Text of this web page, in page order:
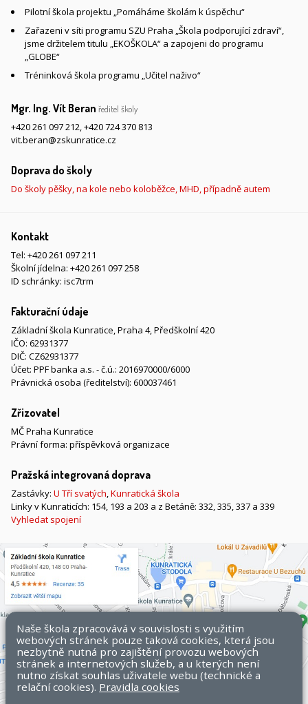
Pilotní škola projektu „Pomáháme školám k úspěchu“
Zařazeni v síti programu SZU Praha „Škola podporující zdraví“,
jsme držitelem titulu „EKOŠKOLA“ a zapojeni do programu
„GLOBE“
Tréninková škola programu „Učitel naživo“
Mgr. Ing. Vít Beran ředitel školy
+420 261 097 212,+420 724 370 813
vit.beran@zskunratice.cz
Doprava do školy
Do školy pěšky, na kole nebo koloběžce, MHD, případně autem
Kontakt
Tel: +420 261 097 211
Školní jídelna: +420 261 097 258
ID schránky: isc7trm
Fakturační údaje
Základní škola Kunratice, Praha 4, Předškolní 420
IČO: 62931377
DIČ: CZ62931377
Účet: PPF banka a.s. - č.ú.: 2016970000/6000
Právnická osoba (ředitelství): 600037461
Zřizovatel
MČ Praha Kunratice
Právní forma: příspěvková organizace
Pražská integrovaná doprava
Zastávky: U Tří svatých,Kunratická škola
Linky v Kunraticích: 154, 193 a 203 a z Betáně: 332, 335, 337 a 339
Vyhledat spojení
Naše škola zpracovává v souvislosti s využitím
webových stránek pouze taková cookies, která jsou
nezbytně nutná pro zajištění provozu webových
stránek a internetových služeb, a u kterých není
nutno získat souhlas uživatele webu (technické a
relační cookies). Pravidla cookies